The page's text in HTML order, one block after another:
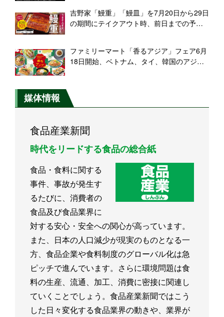
吉野家「鰻重」「鰻皿」を7月20日から29日
の期間にテイクアウト時、前日までの予約
ファミリーマート「香るアジア」フェア6月
18日開始、ベトナム、タイ、韓国のアジア
媒体情報
食品産業新聞
時代をリードする食品の総合紙
食品・食料に関する
事件、事故が発生す
るたびに、消費者の
食品及び食品業界に
対する安心・安全への関心が高っています。
また、日本の人口減少が現実のものとなる一
方、食品企業や食料制度のグローバル化は急
ピッチで進んでいます。さらに環境問題は食
料の生産、流通、加工、消費に密接に関連し
ていくことでしょう。食品産業新聞ではこう
した日々変化する食品業界の動きや、業界が